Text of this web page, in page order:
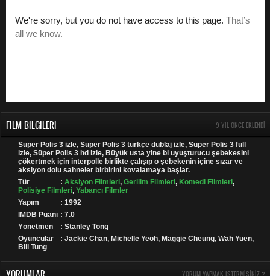
FILM BILGILERI 9 YIL ÖNCE EKLENDI
Süper Polis 3 izle, Süper Polis 3 türkçe dublaj izle, Süper Polis 3 full
izle, Süper Polis 3 hd izle, Büyük usta yine bi uyuşturucu şebekesini
çökertmek için interpolle birlikte çalışıp o şebekenin içine sızar ve
aksiyon dolu sahneler birbirini kovalamaya başlar.
Tür
: Aksiyon Filmleri, Gerilim Filmleri, Komedi Filmleri,
Polisiye Filmleri, Yabancı Filmler
Yapım
: 1992
IMDB Puanı : 7.0
Yönetmen
: Stanley Tong
Oyuncular
: Jackie Chan, Michelle Yeoh, Maggie Cheung, Wah Yuen,
Bill Tung
YORUM YAPMAK ISTERMISINIZ ?